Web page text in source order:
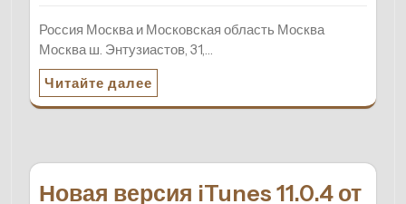
Россия Москва и Московская область Москва
Москва ш. Энтузиастов, 31,…
Читайте далее
Новая версия iTunes 11.0.4 от